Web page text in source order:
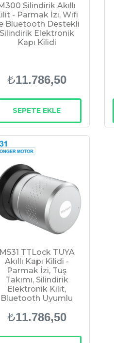
Silindirik Akıllı
- Parmak İzi, Wifi
Bluetooth Destekli
Silindirik Elektronik
Kapı Kilidi
₺11.786,50
SEPETE EKLE
M531 TTLock TUYA
Akıllı Kapı Kilidi -
Parmak İzi, Tuş
Takımı, Silindirik
Elektronik Kilit,
Bluetooth Uyumlu
₺11.786,50